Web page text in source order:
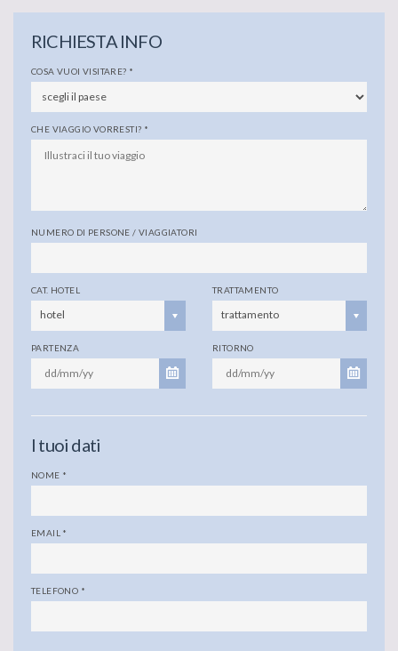
RICHIESTA INFO
COSA VUOI VISITARE? *
CHE VIAGGIO VORRESTI? *
NUMERO DI PERSONE / VIAGGIATORI
CAT. HOTEL
hotel
TRATTAMENTO
trattamento
PARTENZA RITORNO
I tuoi dati
NOME *
EMAIL *
TELEFONO *